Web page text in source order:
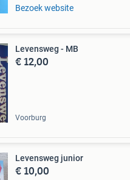
Bezoek website
Levensweg - MB
€ 12,00
Voorburg
Levensweg junior
€ 10,00